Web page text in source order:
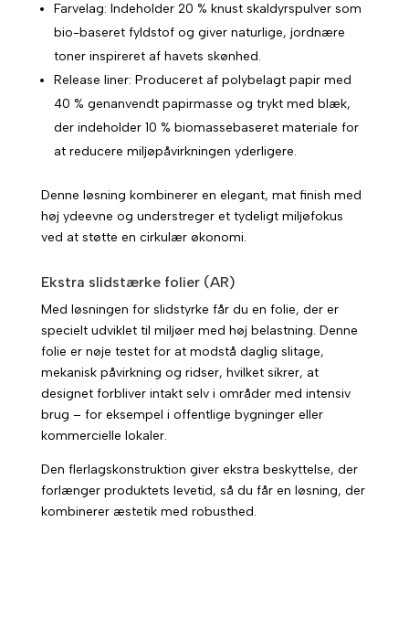
Farvelag: Indeholder 20 % knust skaldyrspulver som
bio-baseret fyldstof og giver naturlige, jordnære
toner inspireret af havets skønhed.
Release liner: Produceret af polybelagt papir med
40 % genanvendt papirmasse og trykt med blæk,
der indeholder 10 % biomassebaseret materiale for
at reducere miljøpåvirkningen yderligere.
Denne løsning kombinerer en elegant, mat finish med
høj ydeevne og understreger et tydeligt miljøfokus
ved at støtte en cirkulær økonomi.
Ekstra slidstærke folier (AR)
Med løsningen for slidstyrke får du en folie, der er
specielt udviklet til miljøer med høj belastning. Denne
folie er nøje testet for at modstå daglig slitage,
mekanisk påvirkning og ridser, hvilket sikrer, at
designet forbliver intakt selv i områder med intensiv
brug – for eksempel i offentlige bygninger eller
kommercielle lokaler.
Den flerlagskonstruktion giver ekstra beskyttelse, der
forlænger produktets levetid, så du får en løsning, der
kombinerer æstetik med robusthed.